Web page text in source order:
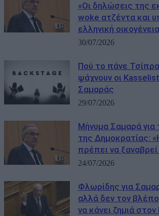
«Οι δηλώσεις της
woke ατζέντα και
ελληνική
30/07/2026
Πού το πάνε
ψάχνουν οι
Σαμαράς
29/07/2026
Μήνυμα Σαμαρά για
της Δημοκρατίας:
πρέπει να
24/07/2026
Φλωρίδης για
αλλά δεν τον
να κάνει ζημιά